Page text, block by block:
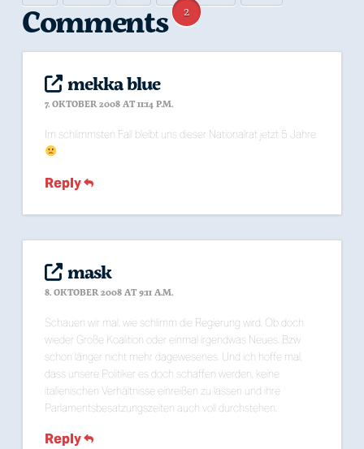
Comments 2
mekka blue
7. OKTOBER 2008 AT 11:14 P.M.
Im schlimmsten Fall bleibt uns dieser Nationalrat jetzt 5 Jahre.
Reply
mask
8. OKTOBER 2008 AT 9:11 A.M.
Schauen wir mal, wie schlimm die Regierung wird. Ob doch
wieder Große Koalition oder einmal irgendwas Neues. Bzw
schon länger nicht mehr dagewesenes. Und ich hoffe mal,
dass unsere Politiker es doch schaffen werden, keine
italienischen Verhältnisse einreißen zu lassen und ihre
Parlamentsbesatzungszeiten auch voll durchstehen.
Reply